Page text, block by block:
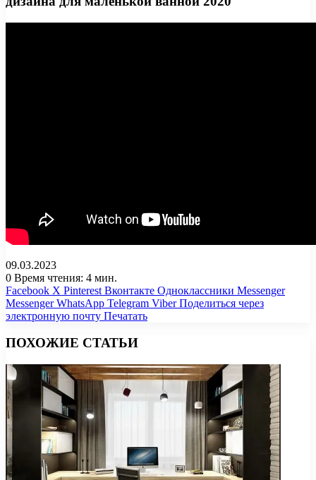
09.03.2023
0 Время чтения: 4 мин.
Facebook X Pinterest Вконтакте Одноклассники Messenger
Messenger WhatsApp Telegram Viber Поделиться через
электронную почту Печатать
ПОХОЖИЕ СТАТЬИ